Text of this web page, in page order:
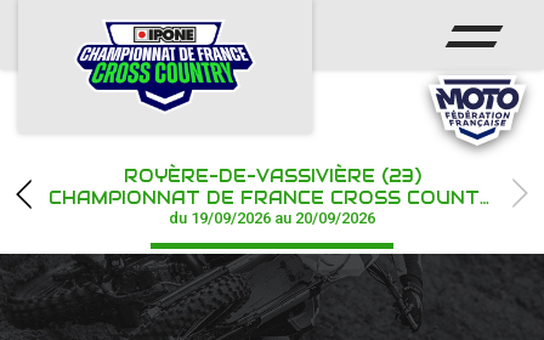
ACCUEIL
ACTUS
CHAMPIONNAT
RÉSULTATS
PHOTOS / WEB TV
ROYÈRE-DE-VASSIVIÈRE (23)
CHAMPIONNAT DE FRANCE CROSS COUNTRY IPONE
du 19/09/2026 au 20/09/2026